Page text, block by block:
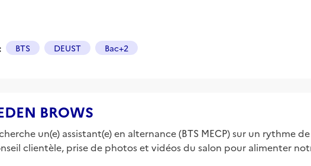
BTS DEUST Bac+2
BROWS
un(e) assistant(e) en alternance (BTS MECP) sur un rythme
clientèle, prise de photos et vidéos du salon pour alimenter